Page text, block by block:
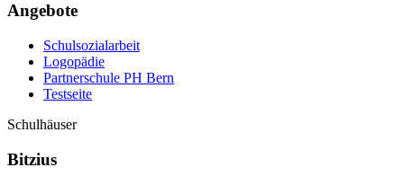
Angebote
Schulsozialarbeit
Logopädie
Partnerschule PH Bern
Testseite
Schulhäuser
Bitzius